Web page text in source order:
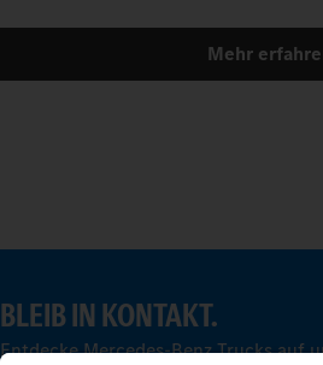
Mehr
BLEIB IN KONTAKT.
Entdecke Mercedes-Benz Trucks auf